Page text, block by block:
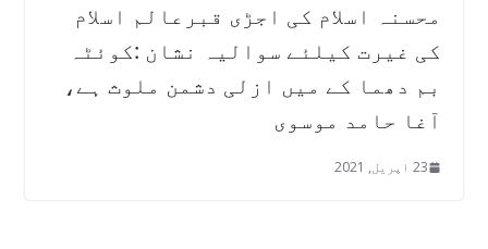
محسنہ اسلام کی اجڑی قبرعالم اسلام
کی غیرت کیلئے سوالیہ نشان :کوئٹہ
بم دھما کے میں ازلی دشمن ملوث ہے،
آغا حامد موسوی
23 اپریل, 2021